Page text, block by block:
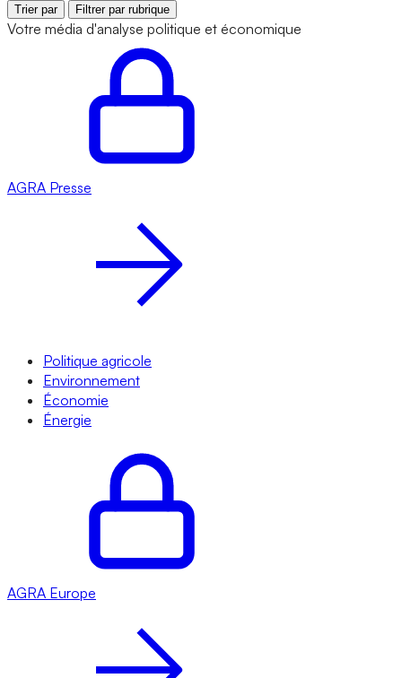
Trier par Filtrer par rubrique
Votre média d'analyse politique et économique
AGRA Presse
Politique agricole
Environnement
Économie
Énergie
AGRA Europe